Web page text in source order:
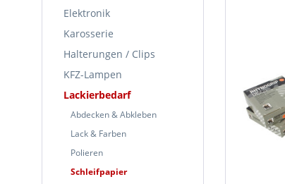
Elektronik
Karosserie
Halterungen / Clips
KFZ-Lampen
Lackierbedarf
Abdecken & Abkleben
Lack & Farben
Polieren
Schleifpapier